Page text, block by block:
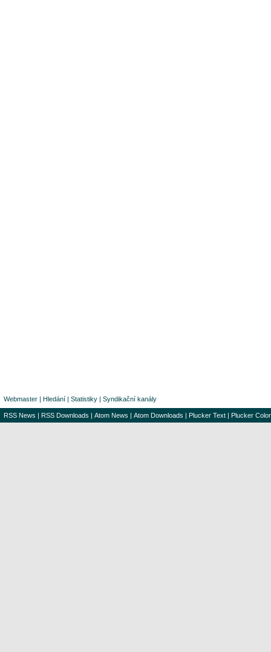
Webmaster | Hledání | Statistiky | Syndikační kanály
RSS News | RSS Downloads | Atom News | Atom Downloads | Plucker Text | Plucker Color